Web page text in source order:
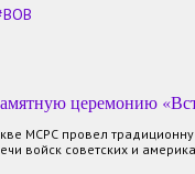
ВОВ
церемонию
МСРС провел
войск советских и